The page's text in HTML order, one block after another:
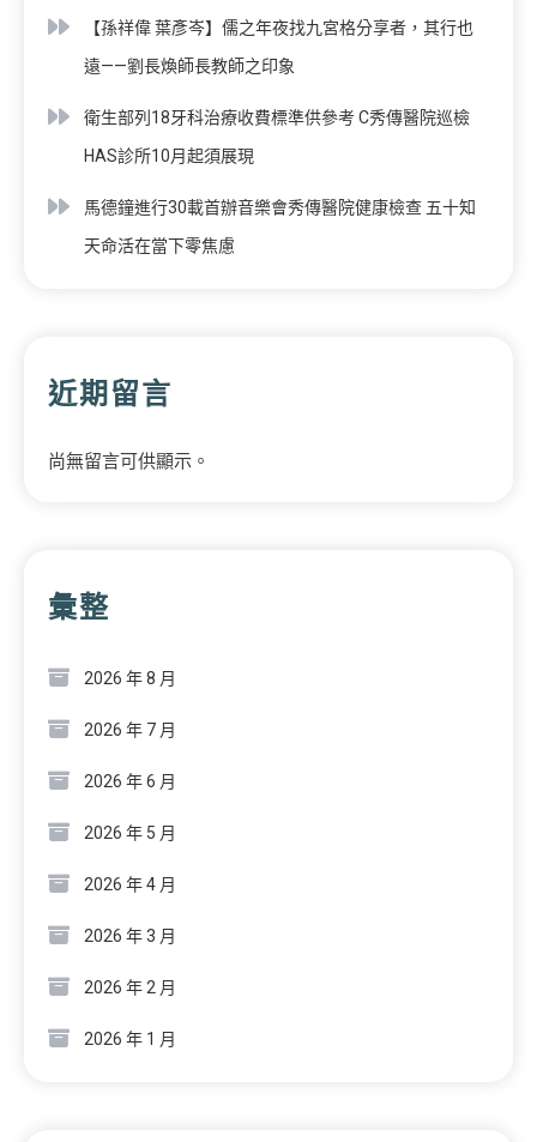
【孫祥偉 葉彥岑】儒之年夜找九宮格分享者，其行也
遠——劉長煥師長教師之印象
衛生部列18牙科治療收費標準供參考 C秀傳醫院巡檢
HAS診所10月起須展現
馬德鐘進行30載首辦音樂會秀傳醫院健康檢查 五十知
天命活在當下零焦慮
近期留言
尚無留言可供顯示。
彙整
2026 年 8 月
2026 年 7 月
2026 年 6 月
2026 年 5 月
2026 年 4 月
2026 年 3 月
2026 年 2 月
2026 年 1 月